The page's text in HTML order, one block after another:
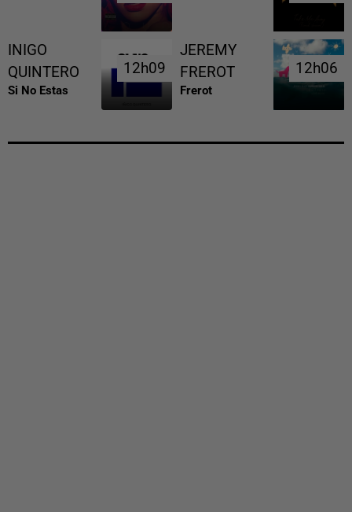
INIGO
QUINTERO
Si No Estas
12h09
12h09
JEREMY
FREROT
Frerot
12h06
12h06